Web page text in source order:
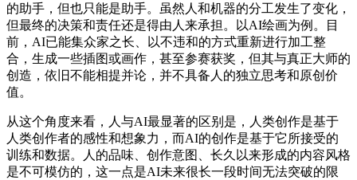
的助手，但也只能是助手。虽然人和机器的分工发生了变化，
但最终的决策和责任还是得由人来承担。以AI绘画为例。目
前，AI已能集众家之长、以不违和的方式重新进行加工整
合，生成一些插图或画作，甚至参赛获奖，但其与真正大师的
创造，依旧不能相提并论，并不具备人的独立思考和原创价
值。
从这个角度来看，人与AI最显著的区别是，人类创作是基于
人类创作者的感性和想象力，而AI的创作是基于它所接受的
训练和数据。人的品味、创作意图、长久以来形成的内容风格
是不可模仿的，这一点是AI未来很长一段时间无法突破的限